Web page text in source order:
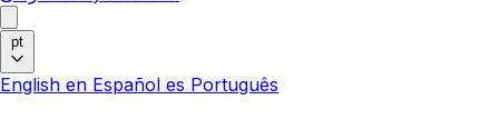
pt
English en Español es Português